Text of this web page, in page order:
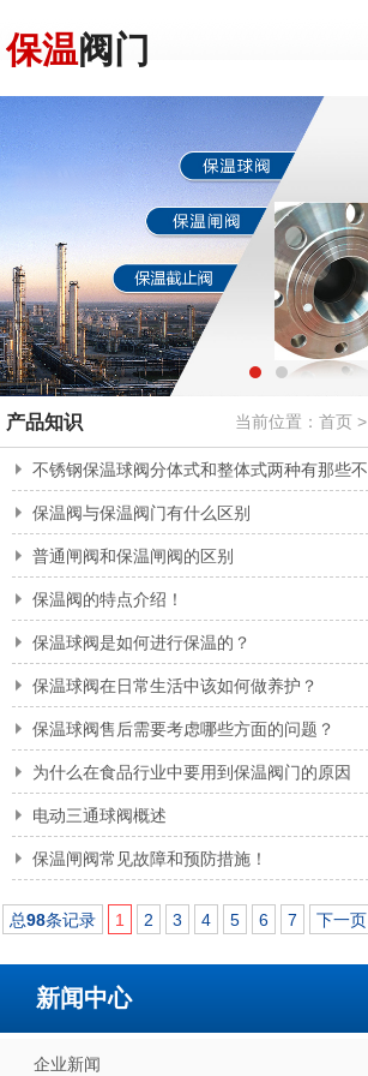
保温阀门
产品知识 当前位置： 首页 >
不锈钢保温球阀分体式和整体式两种有那些不
一样？
保温阀与保温阀门有什么区别
普通闸阀和保温闸阀的区别
保温阀的特点介绍！
保温球阀是如何进行保温的？
保温球阀在日常生活中该如何做养护？
保温球阀售后需要考虑哪些方面的问题？
为什么在食品行业中要用到保温阀门的原因
电动三通球阀概述
保温闸阀常见故障和预防措施！
总98条记录 1 2 3 4 5 6 7 下一页
新闻中心
企业新闻